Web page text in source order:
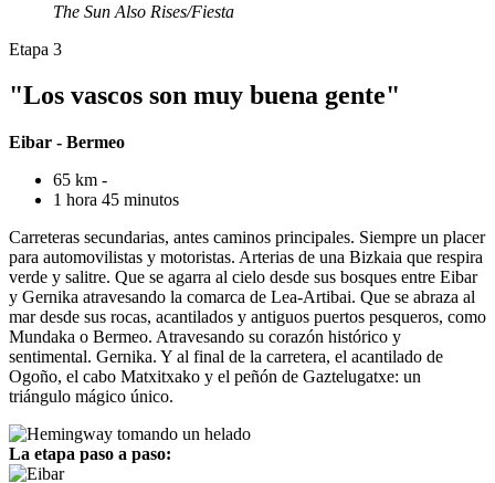
The Sun Also Rises/Fiesta
Etapa 3
"Los vascos son muy buena gente"
Eibar - Bermeo
65 km -
1 hora 45 minutos
Carreteras secundarias, antes caminos principales. Siempre un placer
para automovilistas y motoristas. Arterias de una Bizkaia que respira
verde y salitre. Que se agarra al cielo desde sus bosques entre Eibar
y Gernika atravesando la comarca de Lea-Artibai. Que se abraza al
mar desde sus rocas, acantilados y antiguos puertos pesqueros, como
Mundaka o Bermeo. Atravesando su corazón histórico y
sentimental. Gernika. Y al final de la carretera, el acantilado de
Ogoño, el cabo Matxitxako y el peñón de Gaztelugatxe: un
triángulo mágico único.
La etapa paso a paso: